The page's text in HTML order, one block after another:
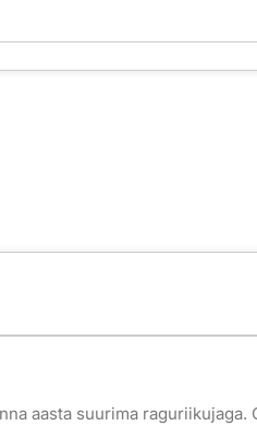
aasta suurima raguriikujaga.